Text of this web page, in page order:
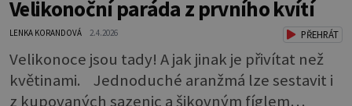
Velikonoční paráda z prvního kvítí
LENKA KORANDOVÁ 2.4.2026 PŘEHRÁT
Velikonoce jsou tady! A jak jinak je přivítat než
květinami. Jednoduché aranžmá lze sestavit i
z kupovaných sazenic a šikovným fíglem